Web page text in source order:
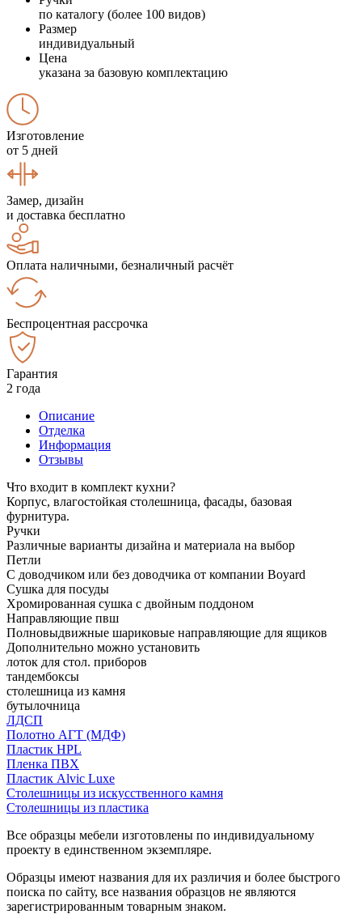
по каталогу (более 100 видов)
Размер
индивидуальный
Цена
указана за базовую комплектацию
Изготовление
от 5 дней
Замер, дизайн
и доставка бесплатно
Оплата наличными, безналичный расчёт
Беспроцентная рассрочка
Гарантия
2 года
Описание
Отделка
Информация
Отзывы
Что входит в комплект кухни?
Корпус, влагостойкая столешница, фасады, базовая
фурнитура.
Ручки
Различные варианты дизайна и материала на выбор
Петли
С доводчиком или без доводчика от компании Boyard
Сушка для посуды
Хромированная сушка с двойным поддоном
Направляющие пвш
Полновыдвижные шариковые направляющие для ящиков
Дополнительно можно установить
лоток для стол. приборов
тандембоксы
столешница из камня
бутылочница
ЛДСП
Полотно АГТ (МДФ)
Пластик HPL
Пленка ПВХ
Пластик Alvic Luxe
Столешницы из искусственного камня
Столешницы из пластика
Все образцы мебели изготовлены по индивидуальному
проекту в единственном экземпляре.
Образцы имеют названия для их различия и более быстрого
поиска по сайту, все названия образцов не являются
зарегистрированным товарным знаком.